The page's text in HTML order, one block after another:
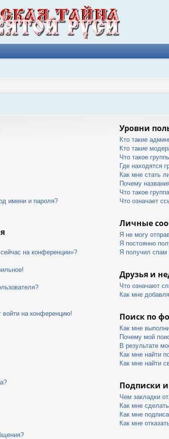
имени и пароля?
на конференции»?
войти на конференцию!
Уровни
Кто такие
Кто такие
Что такое
Где находятся
Как мне стать
Почему
Что такое
Что означает
Личные
Я не могу
Я постоянно
Я получил спам
Друзья и
Что означают
Как мне
Поиск по
Как мне
Почему мой
В результате
Как мне найти
Как мне найти
Подписки
Чем закладки
Как мне
Как мне
Как мне